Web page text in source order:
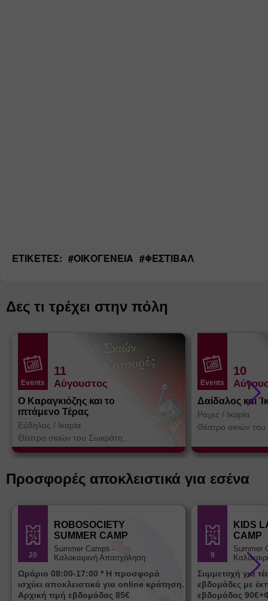
ΕΤΙΚΈΤΕΣ: #ΟΙΚΟΓΈΝΕΙΑ #ΦΕΣΤΙΒΆΛ
Δες τι τρέχει στην πόλη
Events
11
Αύγουστος
Ο Καραγκιόζης και το
ιπτάμενο Τέρας
Εύδηλος / Ικαρία
Θέατρο σκιών του Σωκράτη
Κοτσορέ
Events
10
Δαίδαλος και
Ράχες / Ικαρία
Θέατρο σκιών
Προσφορές αποκλειστικά για εσένα
20
ROBOSOCIETY
SUMMER CAMP
Summer Camps -
Καλοκαιρινή Απασχόληση
Ωράριο 08:00-17:00 * Η προσφορά
ισχύει αποκλειστικά για online κράτηση.
Αρχική τιμή εβδομάδας 85€
9
KIDS
CAMP
Summer
Συμμετοχή για
εβδομάδες με
εβδομάδας